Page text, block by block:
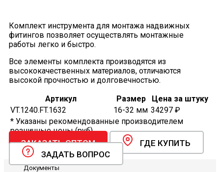
Комплект инструмента для монтажа надвижных
фитингов позволяет осуществлять монтажные
работы легко и быстро.
Все элементы комплекта производятся из
высококачественных материалов, отличаются
высокой прочностью и долговечностью.
Артикул
Размер
Цена за штуку
VT.1240.FT.1632
16-32 мм 34297 ₽
* Указаны рекомендованные производителем
розничные цены (руб).
ЗАКАЗАТЬ ОПТОМ
ГДЕ КУПИТЬ
ЗАДАТЬ ВОПРОС
Документы